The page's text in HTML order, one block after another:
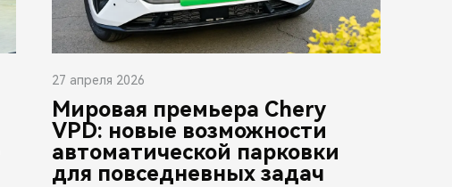
27 апреля 2026
Мировая премьера Chery
VPD: новые возможности
автоматической парковки
для повседневных задач